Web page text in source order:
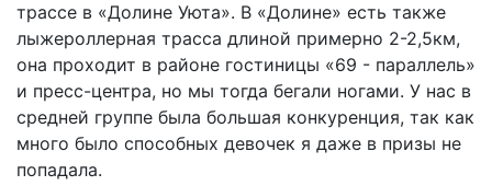
трассе в «Долине Уюта». В «Долине» есть также
лыжероллерная трасса длиной примерно 2-2,5км,
она проходит в районе гостиницы «69 - параллель»
и пресс-центра, но мы тогда бегали ногами. У нас в
средней группе была большая конкуренция, так как
много было способных девочек я даже в призы не
попадала.